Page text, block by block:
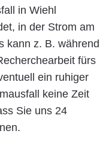
in Wiehl
in der Strom am
kann z. B. während
fürs
ein ruhiger
keine Zeit
Sie uns 24